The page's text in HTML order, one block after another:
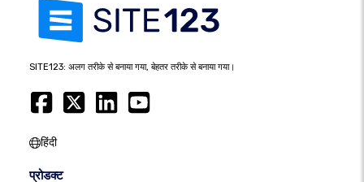
SITE123: अलग तरीके से बनाया गया, बेहतर तरीके से बनाया गया।
हिंदी
प्रोडक्ट